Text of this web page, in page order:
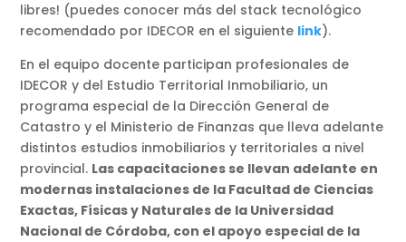
libres! (puedes conocer más del stack tecnológico
recomendado por IDECOR en el siguiente link).
En el equipo docente participan profesionales de
IDECOR y del Estudio Territorial Inmobiliario, un
programa especial de la Dirección General de
Catastro y el Ministerio de Finanzas que lleva adelante
distintos estudios inmobiliarios y territoriales a nivel
provincial. Las capacitaciones se llevan adelante en
modernas instalaciones de la Facultad de Ciencias
Exactas, Físicas y Naturales de la Universidad
Nacional de Córdoba, con el apoyo especial de la